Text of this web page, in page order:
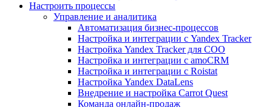
Настроить процессы
Управление и аналитика
Автоматизация бизнес-процессов
Настройка и интеграции с Yandex Tracker
Настройка Yandex Tracker для СОО
Настройка и интеграции с amoCRM
Настройка и интеграции с Roistat
Настройка Yandex DataLens
Внедрение и настройка Carrot Quest
Команда онлайн-продаж